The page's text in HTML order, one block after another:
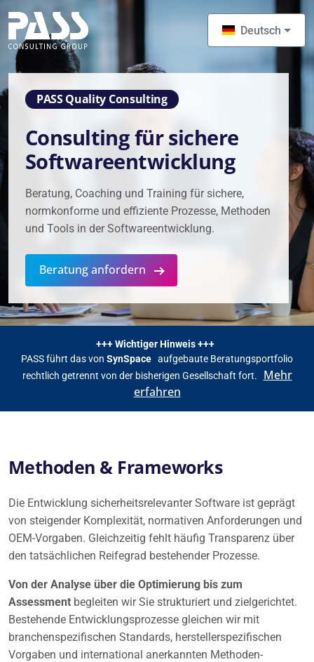
Skip to main content
Deutsch
PASS Quality Consulting
Consulting für sichere
Softwareentwicklung
Beratung, Coaching und Training für sichere,
normkonforme und effiziente Prozesse, Methoden
und Tools in der Softwareentwicklung.
Beratung anfordern
+++ Wichtiger Hinweis +++
PASS führt das von SynSpace aufgebaute Beratungsportfolio
rechtlich getrennt von der bisherigen Gesellschaft fort.
Mehr
erfahren
Methoden & Frameworks
Die Entwicklung sicherheitsrelevanter Software ist geprägt
von steigender Komplexität, normativen Anforderungen und
OEM-Vorgaben. Gleichzeitig fehlt häufig Transparenz über
den tatsächlichen Reifegrad bestehender Prozesse.
Von der Analyse über die Optimierung bis zum
Assessment begleiten wir Sie strukturiert und zielgerichtet.
Bestehende Entwicklungsprozesse gleichen wir mit
branchenspezifischen Standards, herstellerspezifischen
Vorgaben und international anerkannten Methoden-